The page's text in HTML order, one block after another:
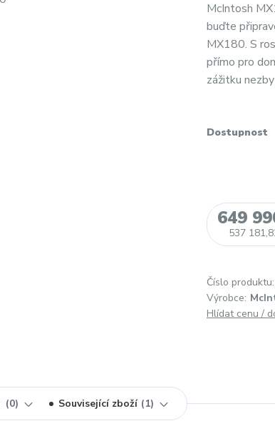
McIntosh
buďte
MX180. S
přímo pro
zážitku
Dostupnost
649
537
Číslo produktu:
Výrobce:
Hlídat cenu /
0 Související zboží 1